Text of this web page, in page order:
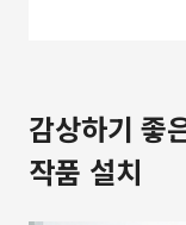
감상하기 좋
작품 설치